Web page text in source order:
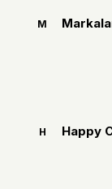
M
H Happy